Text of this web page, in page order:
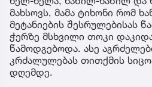
მახსოვს, მამა ტიხონი რომ
მეტანიების შესრულებისას
ჭერზე მსხვილი თოკი
წამოდგებოდა. ასე
კრძალულებას თითქმის
დღემდე.